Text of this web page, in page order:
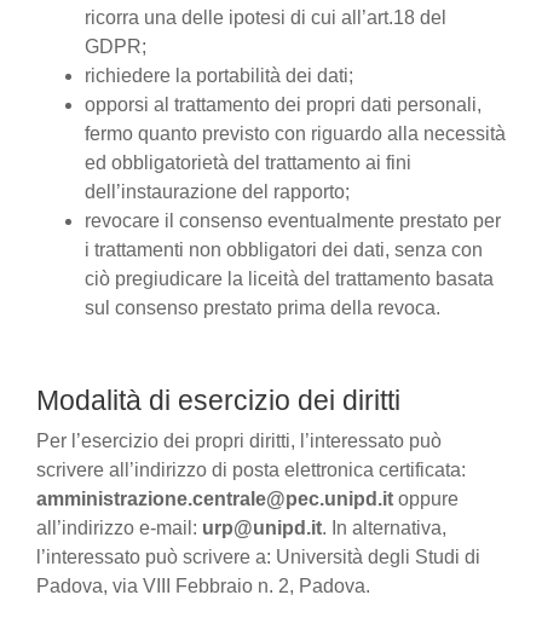
ricorra una delle ipotesi di cui all’art.18 del
GDPR;
richiedere la portabilità dei dati;
opporsi al trattamento dei propri dati personali,
fermo quanto previsto con riguardo alla necessità
ed obbligatorietà del trattamento ai fini
dell’instaurazione del rapporto;
revocare il consenso eventualmente prestato per
i trattamenti non obbligatori dei dati, senza con
ciò pregiudicare la liceità del trattamento basata
sul consenso prestato prima della revoca.
Modalità di esercizio dei diritti
Per l’esercizio dei propri diritti, l’interessato può
scrivere all’indirizzo di posta elettronica certificata:
amministrazione.centrale@pec.unipd.it oppure
all’indirizzo e-mail: urp@unipd.it. In alternativa,
l’interessato può scrivere a: Università degli Studi di
Padova, via VIII Febbraio n. 2, Padova.